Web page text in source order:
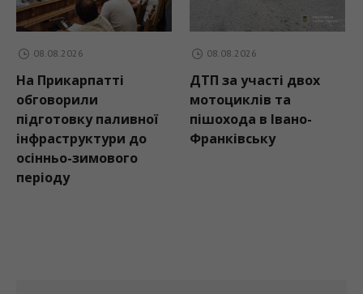
08.08.2026
На Прикарпатті
обговорили
підготовку паливної
інфраструктури до
осінньо-зимового
періоду
08.08.2026
ДТП за участі двох
мотоциклів та
пішохода в Івано-
Франківську